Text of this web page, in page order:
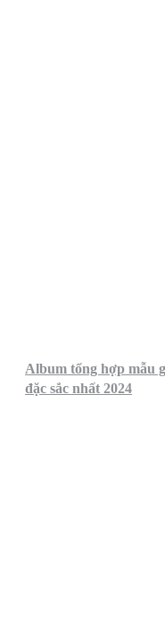
Album tổng hợp mẫu
đặc sắc nhất 2024